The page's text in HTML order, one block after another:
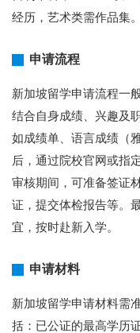
经历，艺术类需作品集。
申请流程
新加坡留学申请流程一
结合自身成绩、兴趣及
如成绩单、语言成绩（
后，通过院校官网或指
审核期间，可准备签证
证，提交体检报告等。
宜，按时赴新入学。
申请材料
新加坡留学申请材料需
括：已公证的最高学历